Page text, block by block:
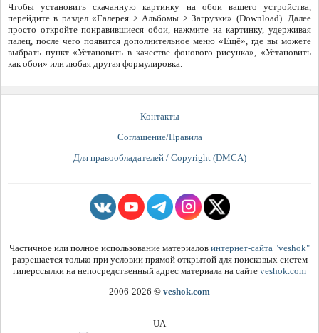
Чтобы установить скачанную картинку на обои вашего устройства,
перейдите в раздел «Галерея > Альбомы > Загрузки» (Download). Далее
просто откройте понравившиеся обои, нажмите на картинку, удерживая
палец, после чего появится дополнительное меню «Ещё», где вы можете
выбрать пункт «Установить в качестве фонового рисунка», «Установить
как обои» или любая другая формулировка.
Контакты
Соглашение/Правила
Для правообладателей / Copyright (DMCA)
Частичное или полное использование материалов интернет-сайта "veshok"
разрешается только при условии прямой открытой для поисковых систем
гиперссылки на непосредственный адрес материала на сайте veshok.com
2006-2026 © veshok.com
UA